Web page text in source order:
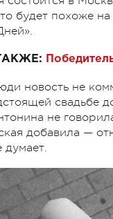
будет похоже
новость не
свадьбе
не
добавила —
думает.